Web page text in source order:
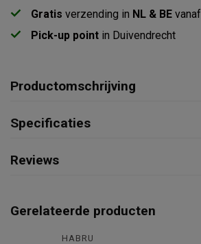
Gratis verzending in NL & BE vanaf
Pick-up point in Duivendrecht
Productomschrijving
Specificaties
Reviews
Gerelateerde producten
HABRU